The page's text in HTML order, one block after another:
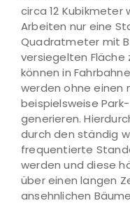
circa 12 Kubikmeter
Arbeiten nur eine
Quadratmeter mit
versiegelten Fläche
können in
werden ohne einen
beispielsweise
generieren.
durch den ständig
frequentierte
werden und diese
über einen langen
ansehnlichen